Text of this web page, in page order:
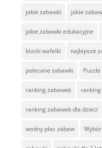
jakie zabawki jakie
jakie zabawki edukacyjne
klocki wafelki najlepsze
polecane zabawki Puzzle
ranking zabawek
ranking zabawek dla dzieci
wodny plac zabaw